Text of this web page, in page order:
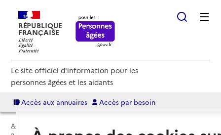
RÉPUBLIQUE
FRANÇAISE
Le site officiel d'information pour les
personnes âgées et les aidants
Accès aux annuaires Accès par besoin
Accueil